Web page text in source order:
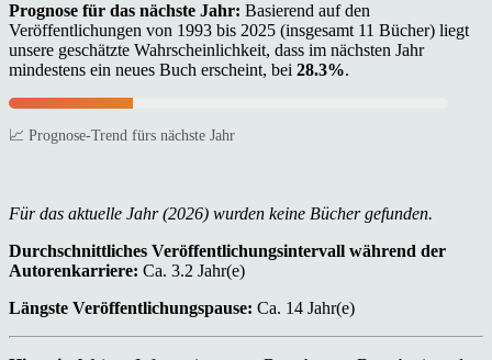
Prognose für das nächste Jahr: Basierend auf den
Veröffentlichungen von 1993 bis 2025 (insgesamt 11 Bücher) liegt
unsere geschätzte Wahrscheinlichkeit, dass im nächsten Jahr
mindestens ein neues Buch erscheint, bei 28.3%.
📈 Prognose-Trend fürs nächste Jahr
Für das aktuelle Jahr (2026) wurden keine Bücher gefunden.
Durchschnittliches Veröffentlichungsintervall während der
Autorenkarriere: Ca. 3.2 Jahr(e)
Längste Veröffentlichungspause: Ca. 14 Jahr(e)